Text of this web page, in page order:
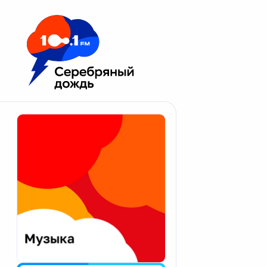
Москва 100.1 FM
Апатиты
Екатеринбург
Калининград
Калуга